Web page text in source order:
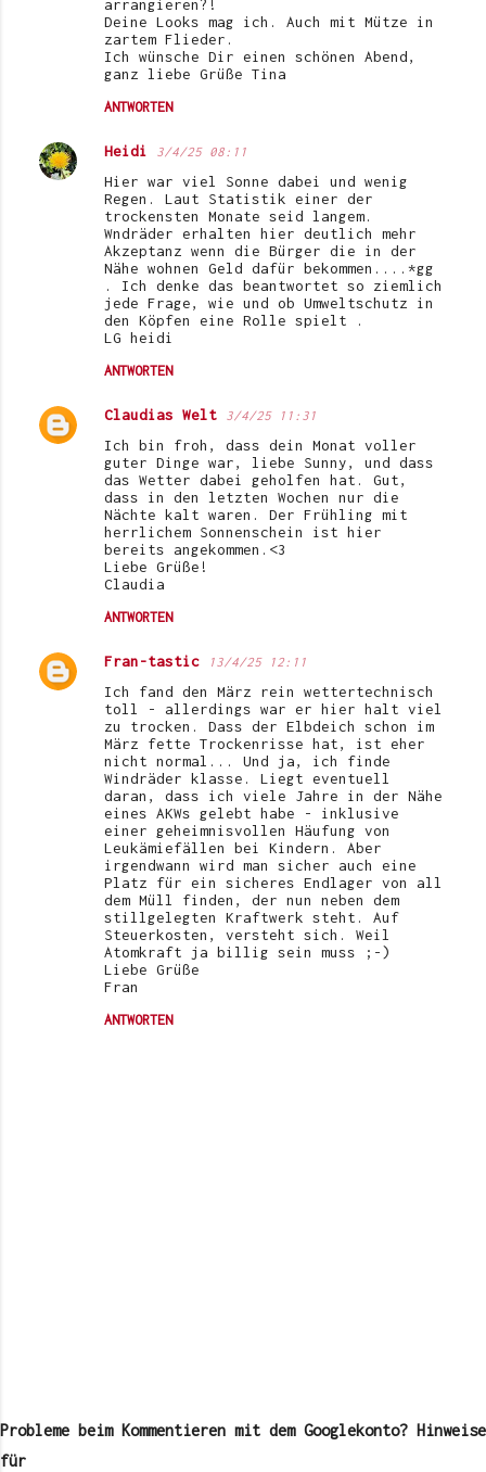
arrangieren?!
Deine Looks mag ich. Auch mit Mütze in
zartem Flieder.
Ich wünsche Dir einen schönen Abend,
ganz liebe Grüße Tina
ANTWORTEN
Heidi 3/4/25 08:11
Hier war viel Sonne dabei und wenig
Regen. Laut Statistik einer der
trockensten Monate seid langem.
Wndräder erhalten hier deutlich mehr
Akzeptanz wenn die Bürger die in der
Nähe wohnen Geld dafür bekommen....*gg
. Ich denke das beantwortet so ziemlich
jede Frage, wie und ob Umweltschutz in
den Köpfen eine Rolle spielt .
LG heidi
ANTWORTEN
Claudias Welt 3/4/25 11:31
Ich bin froh, dass dein Monat voller
guter Dinge war, liebe Sunny, und dass
das Wetter dabei geholfen hat. Gut,
dass in den letzten Wochen nur die
Nächte kalt waren. Der Frühling mit
herrlichem Sonnenschein ist hier
bereits angekommen.<3
Liebe Grüße!
Claudia
ANTWORTEN
Fran-tastic 13/4/25 12:11
Ich fand den März rein wettertechnisch
toll - allerdings war er hier halt viel
zu trocken. Dass der Elbdeich schon im
März fette Trockenrisse hat, ist eher
nicht normal... Und ja, ich finde
Windräder klasse. Liegt eventuell
daran, dass ich viele Jahre in der Nähe
eines AKWs gelebt habe - inklusive
einer geheimnisvollen Häufung von
Leukämiefällen bei Kindern. Aber
irgendwann wird man sicher auch eine
Platz für ein sicheres Endlager von all
dem Müll finden, der nun neben dem
stillgelegten Kraftwerk steht. Auf
Steuerkosten, versteht sich. Weil
Atomkraft ja billig sein muss ;-)
Liebe Grüße
Fran
ANTWORTEN
m
m
Probleme beim Kommentieren mit dem Googlekonto? Hinweise
für